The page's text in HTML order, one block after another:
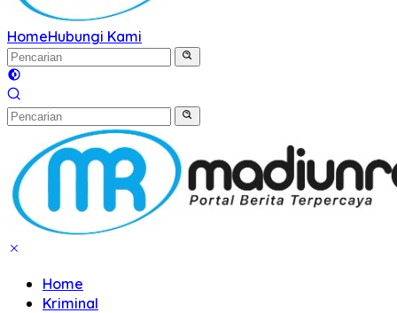
HomeHubungi Kami
Home
Kriminal